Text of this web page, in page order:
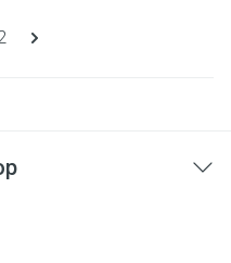
momenteel pagina